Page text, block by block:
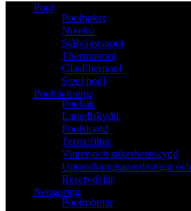
Pool
Poolpaket
Niveko
Stålväggspool
Thermopool
Glasfiberpool
Steel pool
Pooltäckning
Pooltak
Lamellskydd
Poolskydd
Termofiltar
Vinter-och säkerhetsskydd
Upprullningsanordningar
Reservdelar
Rengöring
Poolrobotar